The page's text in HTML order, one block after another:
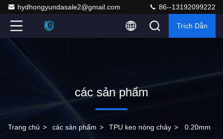
hydhongyundasale2@gmail.com 86--13192099222
Trích Dẫn
các sản phẩm
Trang chủ > các sản phẩm > TPU keo nóng chảy > 0.20mm